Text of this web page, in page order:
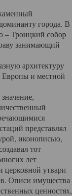
города. В
– Троицкий собор
занимающий
архитектуру
Европы и местной
представлял
иконописью,
тот
лет
церковной утвари
Описи имущества
ценностях,